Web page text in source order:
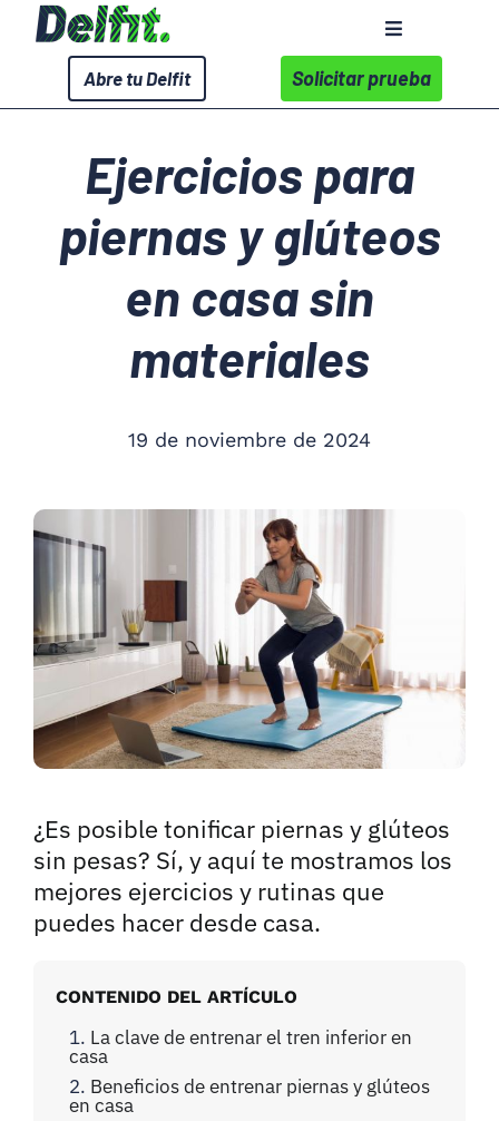
Saltar
contenido
Toggle
Navigation
Sobre Delfit
Servicios
Wellness Corporativo
Abre tu Delfit Solicitar prueba
Ejercicios para
piernas y glúteos
en casa sin
materiales
19 de noviembre de 2024
¿Es posible tonificar piernas y glúteos
sin pesas? Sí, y aquí te mostramos los
mejores ejercicios y rutinas que
puedes hacer desde casa.
CONTENIDO DEL ARTÍCULO
La clave de entrenar el tren inferior en
casa
Beneficios de entrenar piernas y glúteos
en casa